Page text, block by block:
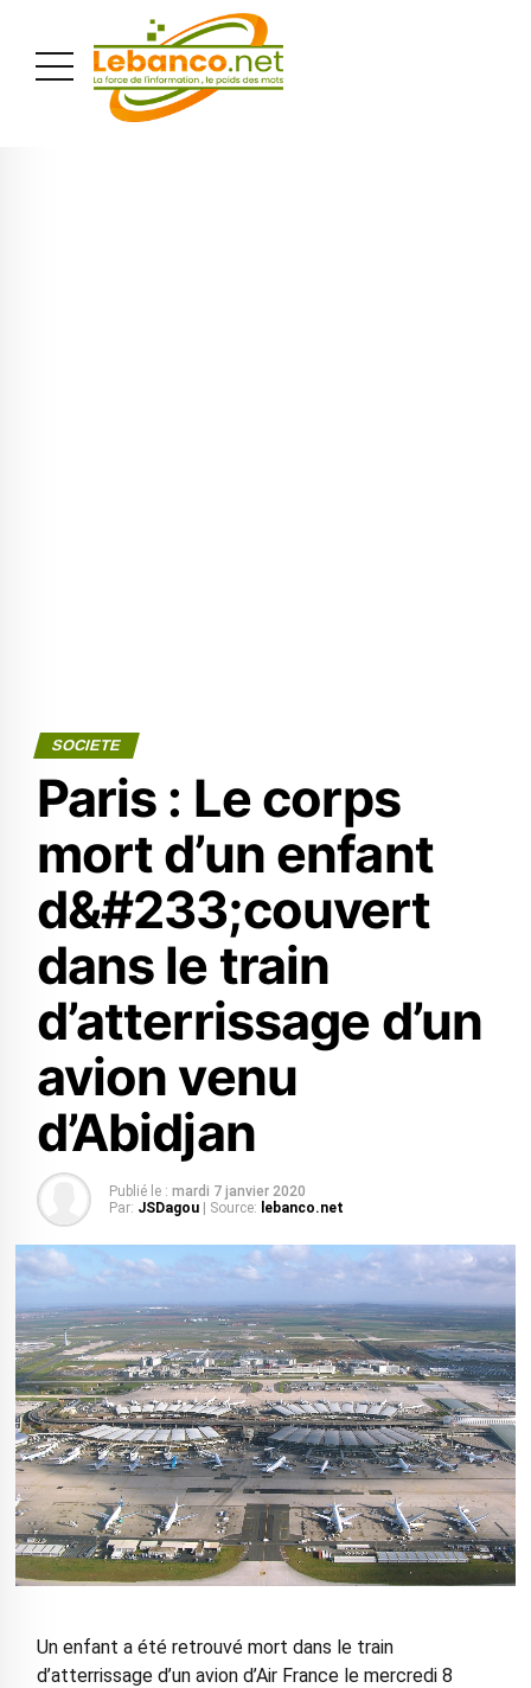
SOCIETE
Paris : Le corps
mort d’un enfant
d&#233;couvert
dans le train
d’atterrissage d’un
avion venu
d’Abidjan
Publié le : mardi 7 janvier 2020
Par: JSDagou | Source: lebanco.net
Un enfant a été retrouvé mort dans le train
d’atterrissage d’un avion d’Air France le mercredi 8